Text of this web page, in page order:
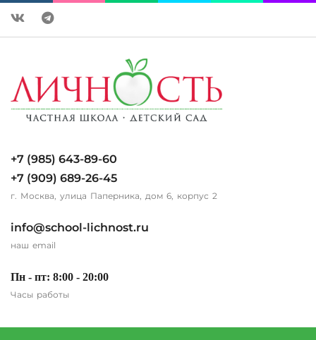
+7 (985) 643-89-60
+7 (909) 689-26-45
г. Москва, улица Паперника, дом 6, корпус 2
info@school-lichnost.ru
наш email
Пн - пт: 8:00 - 20:00
Часы работы